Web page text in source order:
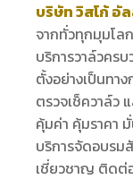
บริษัท วิสโก้ อั
จากทั่วทุกมุมโล
บริการวาล์วคร
ตั้งอย่างเป็นทา
ตรวจเช็ควาล์ว
คุ้มค่า คุ้มราคา
บริการจัดอบรม
เชี่ยวชาญ ติดต่